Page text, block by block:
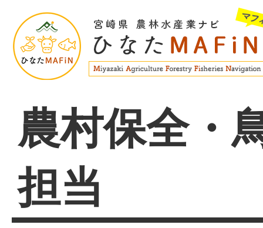
農村保全・
担当